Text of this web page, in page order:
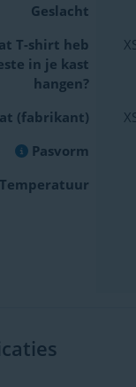
Geslacht
T-shirt heb
in je kast
hangen?
(fabrikant)
Pasvorm
Temperatuur